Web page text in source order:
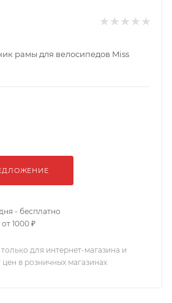
рамы для велосипедов Miss
- бесплатно
1000 ₽
для интернет-магазина и
в розничных магазинах